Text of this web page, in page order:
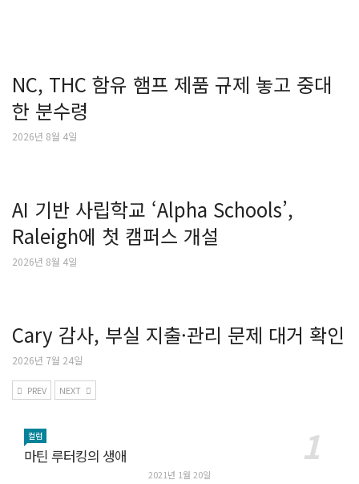
NC, THC 함유 햄프 제품 규제 놓고 중대
한 분수령
2026년 8월 4일
AI 기반 사립학교 ‘Alpha Schools’,
Raleigh에 첫 캠퍼스 개설
2026년 8월 4일
Cary 감사, 부실 지출·관리 문제 대거 확인
2026년 7월 24일
PREV NEXT
컬럼
마틴 루터킹의 생애
2021년 1월 20일